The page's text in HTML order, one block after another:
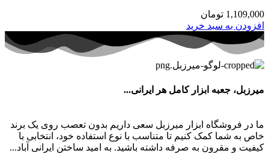
1,109,000 تومان
افزودن به سبد خرید
میرزبل، جعبه ابزار کامل هر ایرانی...
ما در فروشگاه ابزار میرزبل سعی داریم بدون تعصب روی یک برند
خاص به شما کمک کنیم تا متناسب با نوع استفاده خود، انتخابی با
کیفیت و مقرون به صرفه داشته باشید. به امید ساختن ایرانی آباد...